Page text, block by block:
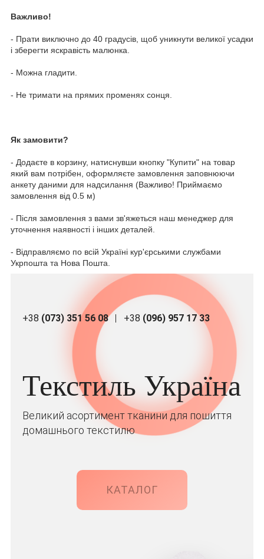
Важливо!
- Прати виключно до 40 градусів, щоб уникнути великої усадки
і зберегти яскравість малюнка.
- Можна гладити.
- Не тримати на прямих променях сонця.
Як замовити?
- Додаєте в корзину, натиснувши кнопку "Купити" на товар
який вам потрібен, оформляєте замовлення заповнюючи
анкету даними для надсилання (Важливо! Приймаємо
замовлення від 0.5 м)
- Після замовлення з вами зв'яжеться наш менеджер для
уточнення наявності і інших деталей.
- Відправляємо по всій Україні кур'єрськими службами
Укрпошта та Нова Пошта.
+38 (073) 351 56 08 +38 (096) 957 17 33
Текстиль Україна
Великий асортимент тканини для пошиття
домашнього текстилю
КАТАЛОГ